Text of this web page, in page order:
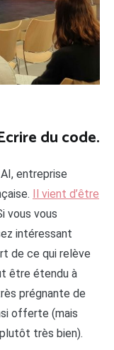
du code.
entreprise
Il vient d’être
vous vous
intéressant
de ce qui relève
être étendu à
prégnante de
offerte (mais
très bien).